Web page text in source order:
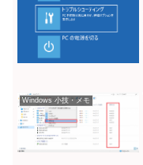
Windows 小技・メモ